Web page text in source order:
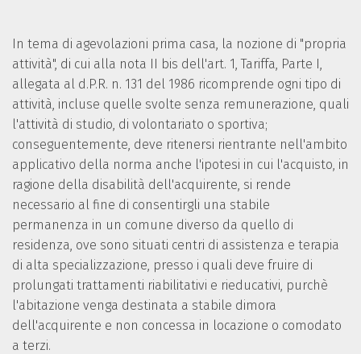
In tema di agevolazioni prima casa, la nozione di "propria
attività", di cui alla nota II bis dell'art. 1, Tariffa, Parte I,
allegata al d.P.R. n. 131 del 1986 ricomprende ogni tipo di
attività, incluse quelle svolte senza remunerazione, quali
l'attività di studio, di volontariato o sportiva;
conseguentemente, deve ritenersi rientrante nell'ambito
applicativo della norma anche l'ipotesi in cui l'acquisto, in
ragione della disabilità dell'acquirente, si rende
necessario al fine di consentirgli una stabile
permanenza in un comune diverso da quello di
residenza, ove sono situati centri di assistenza e terapia
di alta specializzazione, presso i quali deve fruire di
prolungati trattamenti riabilitativi e rieducativi, purchè
l'abitazione venga destinata a stabile dimora
dell'acquirente e non concessa in locazione o comodato
a terzi.